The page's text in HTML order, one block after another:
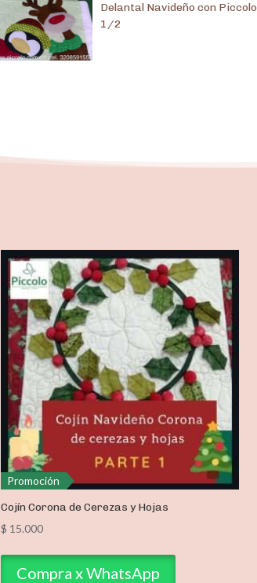
Delantal Navideño con Piccolo
1/2
Promoción
Cojín Corona de Cerezas y Hojas
$ 15.000
Compra x WhatsApp